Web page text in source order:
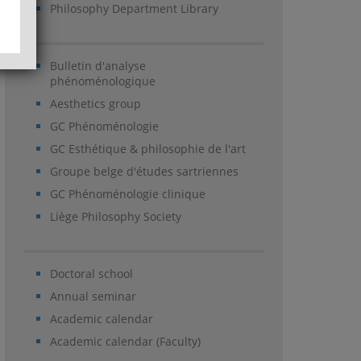
Philosophy Department Library
Bulletin d'analyse
phénoménologique
Aesthetics group
GC Phénoménologie
GC Esthétique & philosophie de l'art
Groupe belge d'études sartriennes
GC Phénoménologie clinique
Liège Philosophy Society
Doctoral school
Annual seminar
Academic calendar
Academic calendar (Faculty)